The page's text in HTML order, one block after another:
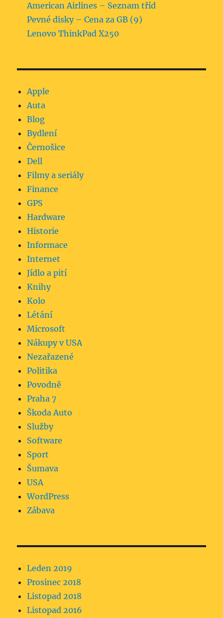
American Airlines – Seznam tříd
Pevné disky – Cena za GB (9)
Lenovo ThinkPad X250
Apple
Auta
Blog
Bydlení
Černošice
Dell
Filmy a seriály
Finance
GPS
Hardware
Historie
Informace
Internet
Jídlo a pití
Knihy
Kolo
Létání
Microsoft
Nákupy v USA
Nezařazené
Politika
Povodně
Praha 7
Škoda Auto
Služby
Software
Sport
Šumava
USA
WordPress
Zábava
Leden 2019
Prosinec 2018
Listopad 2018
Listopad 2016